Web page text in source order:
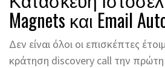
Magnets και Email
Δεν είναι όλοι οι επισκέπτες
κράτηση discovery call την